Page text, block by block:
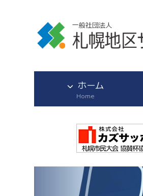
ホーム
Home